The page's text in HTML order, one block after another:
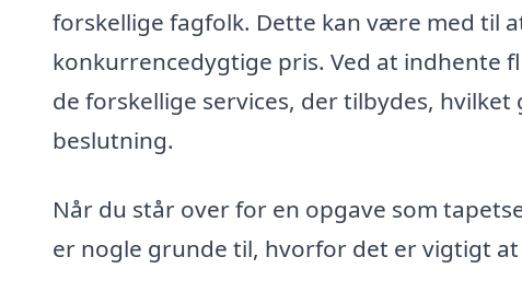
forskellige fagfolk. Dette kan være med til
konkurrencedygtige pris. Ved at indhente
de forskellige services, der tilbydes,
beslutning.
Når du står over for en opgave som
er nogle grunde til, hvorfor det er vigtigt